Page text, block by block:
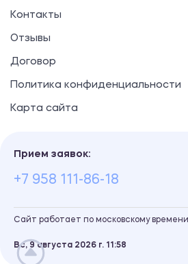
Контакты
Отзывы
Договор
Политика конфиденциальности
Карта сайта
Прием заявок:
+7 958 111-86-18
Сайт работает по московскому времени
Вс, 9 августа 2026 г. 11 58